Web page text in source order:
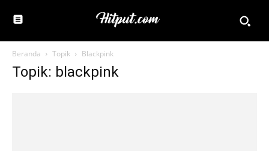
Beranda Topik Blackpink
Topik: blackpink